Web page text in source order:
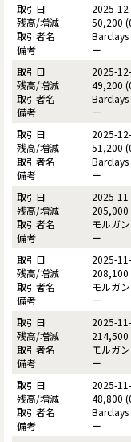
2025-
50,200
ー
2025-
49,200
ー
2025-
51,200
ー
2025-
モルガ
ー
2025-
モルガ
ー
2025-
モルガ
ー
2025-
48,800
ー